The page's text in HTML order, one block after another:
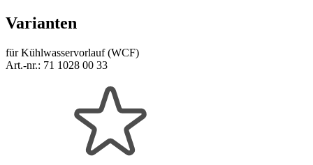
Varianten
für Kühlwasservorlauf (WCF)
Art.-nr.: 71 1028 00 33